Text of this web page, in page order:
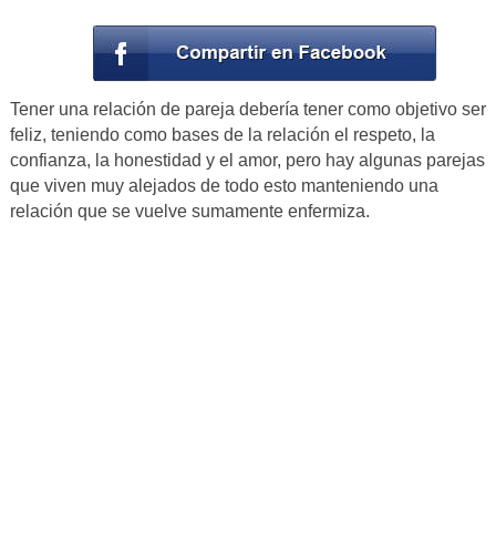
Tener una relación de pareja debería tener como objetivo ser
feliz, teniendo como bases de la relación el respeto, la
confianza, la honestidad y el amor, pero hay algunas parejas
que viven muy alejados de todo esto manteniendo una
relación que se vuelve sumamente enfermiza.